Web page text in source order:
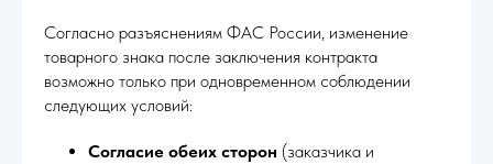
Согласно разъяснениям ФАС России, изменение
товарного знака после заключения контракта
возможно только при одновременном соблюдении
следующих условий:
Согласие обеих сторон (заказчика и